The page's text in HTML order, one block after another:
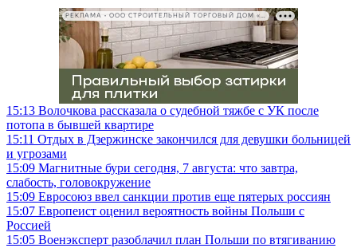
РЕКЛАМА • ООО СТРОИТЕЛЬНЫЙ ТОРГОВЫЙ ДОМ «ПЕТРОВИЧ», ИНН 7802348846
15:13 Волочкова рассказала о судебной тяжбе с УК после
потопа в бывшей квартире
15:11 Отдых в Дзержинске закончился для девушки больницей
и угрозами
15:09 Магнитные бури сегодня, 7 августа: что завтра,
слабость, головокружение
15:09 Евросоюз ввел санкции против еще пятерых россиян
15:07 Европеист оценил вероятность войны Польши с
Россией
15:05 Военэксперт разоблачил план Польши по втягиванию